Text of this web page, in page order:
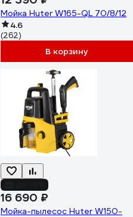
Мойка Huter W165-QL 70/8/12
4.6
(262)
В корзину
16 690 ₽
Мойка-пылесос Huter W150-